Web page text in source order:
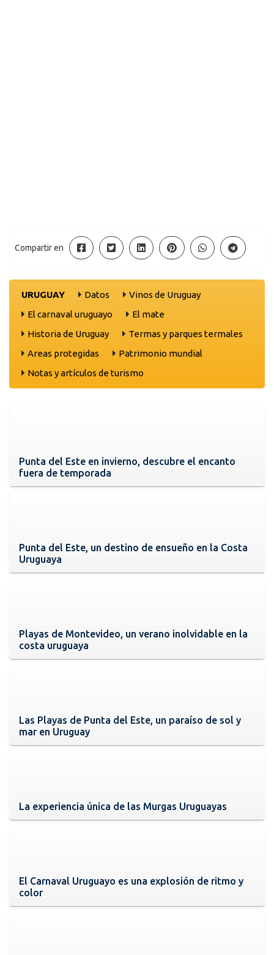
Compartir en
URUGUAY Datos
Vinos de Uruguay
El carnaval uruguayo
El mate
Historia de Uruguay
Termas y parques termales
Areas protegidas
Patrimonio mundial
Notas y artículos de turismo
Punta del Este en invierno, descubre el encanto
fuera de temporada
Punta del Este, un destino de ensueño en la Costa
Uruguaya
Playas de Montevideo, un verano inolvidable en la
costa uruguaya
Las Playas de Punta del Este, un paraíso de sol y
mar en Uruguay
La experiencia única de las Murgas Uruguayas
El Carnaval Uruguayo es una explosión de ritmo y
color